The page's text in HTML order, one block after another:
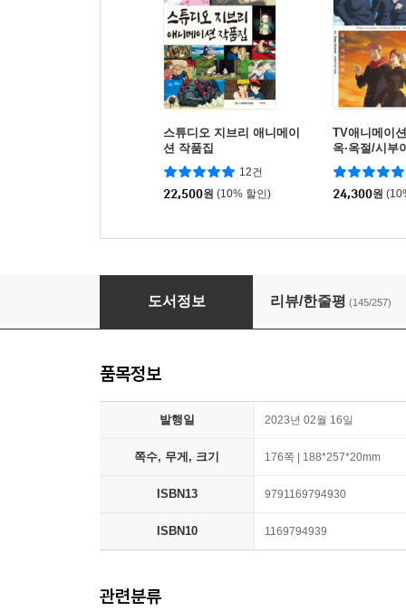
스튜디오 지브리 애니메이
션 작품집
12건
22,500원 (10% 할인)
TV애니메이
옥·옥절/시부
가이드북
24,300원
슬램덩크 리소스-THE FIRST SLAM DUNK
도서정보 리뷰/한줄평 (145/257)
품목정보
발행일 2023년 02월 16일
쪽수, 무게, 크기 176쪽 | 188*257*20mm
ISBN13 9791169794930
ISBN10 1169794939
관련분류